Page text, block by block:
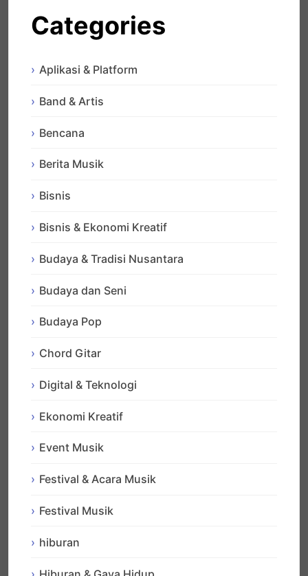
Categories
Aplikasi & Platform
Band & Artis
Bencana
Berita Musik
Bisnis
Bisnis & Ekonomi Kreatif
Budaya & Tradisi Nusantara
Budaya dan Seni
Budaya Pop
Chord Gitar
Digital & Teknologi
Ekonomi Kreatif
Event Musik
Festival & Acara Musik
Festival Musik
hiburan